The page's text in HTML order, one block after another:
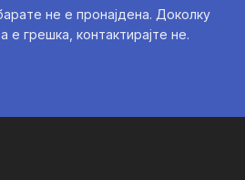
не е пронајдена. Доколку
е грешка, контактирајте не.